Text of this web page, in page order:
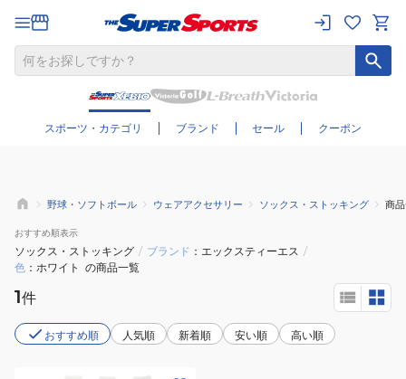
スポーツ・カテゴリ ブランド セール クーポン
さらに絞り込む
野球・ソフトボール ウェアアクセサリー ソックス・ストッキング 商
おすすめ順表示
ソックス・ストッキング / ブランド エックスティーエス /
色
ホワイト の商品一覧
1件
おすすめ順 人気順 新着順 安い順 高い順